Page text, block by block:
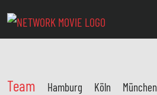
Team Hamburg Köln München